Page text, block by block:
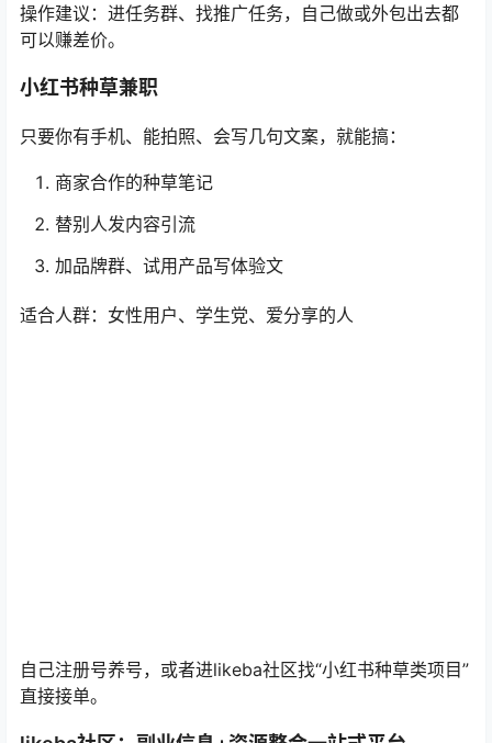
操作建议：进任务群、找推广任务，自己做或外包出去都
可以赚差价。
小红书种草兼职
只要你有手机、能拍照、会写几句文案，就能搞：
商家合作的种草笔记
替别人发内容引流
加品牌群、试用产品写体验文
适合人群：女性用户、学生党、爱分享的人
直接接单。